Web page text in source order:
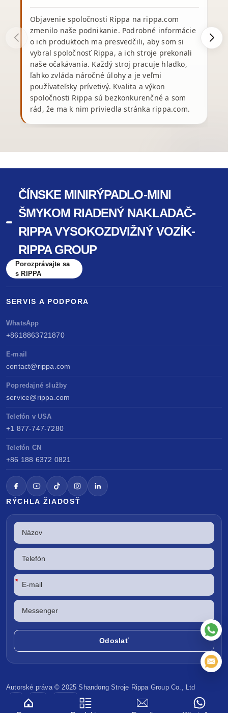
Objavenie spoločnosti Rippa na rippa.com
zmenilo naše podnikanie. Podrobné informácie
o ich produktoch ma presvedčili, aby som si
vybral spoločnosť Rippa, a ich stroje prekonali
naše očakávania. Každý stroj pracuje hladko,
ľahko zvláda náročné úlohy a je veľmi
používateľsky prívetivý. Kvalita a výkon
spoločnosti Rippa sú bezkonkurenčné a som
rád, že ma k nim priviedla stránka rippa.com.
ČÍNSKE MINIRÝPADLO-MINI
ŠMYKOM RIADENÝ NAKLADAČ-
RIPPA VYSOKOZDVIŽNÝ VOZÍK-
RIPPA GROUP
Porozprávajte sa
s RIPPA
SERVIS A PODPORA
WhatsApp
+8618863721870
E-mail
contact@rippa.com
Popredajné služby
service@rippa.com
Telefón v USA
+1 877-747-7280
Telefón CN
+86 188 6372 0821
RÝCHLA ŽIADOSŤ
*
Autorské práva © 2025 ShandongStroje Rippa Group Co., Ltd
EPA